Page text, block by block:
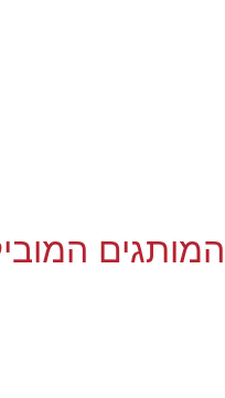
המותגים